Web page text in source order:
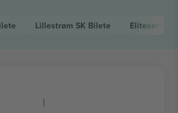
Lillestrøm SK Bilete Eliteserien